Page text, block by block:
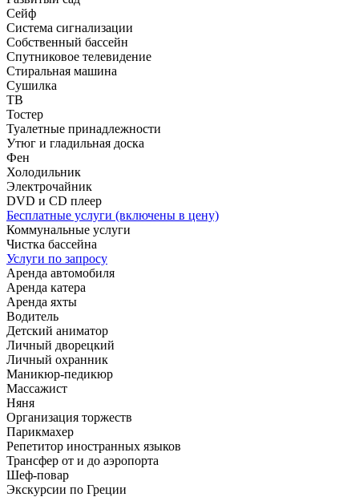
Сейф
Система сигнализации
Собственный бассейн
Спутниковое телевидение
Стиральная машина
Сушилка
ТВ
Тостер
Туалетные принадлежности
Утюг и гладильная доска
Фен
Холодильник
Электрочайник
DVD и CD плеер
Бесплатные услуги (включены в цену)
Коммунальные услуги
Чистка бассейна
Услуги по запросу
Аренда автомобиля
Аренда катера
Аренда яхты
Водитель
Детский аниматор
Личный дворецкий
Личный охранник
Маникюр-педикюр
Массажист
Няня
Организация торжеств
Парикмахер
Репетитор иностранных языков
Трансфер от и до аэропорта
Шеф-повар
Экскурсии по Греции